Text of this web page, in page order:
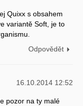
Quixx s obsahem
variantě Soft, je to
Odpovědět
16.10.2014 12:52
pozor na ty malé